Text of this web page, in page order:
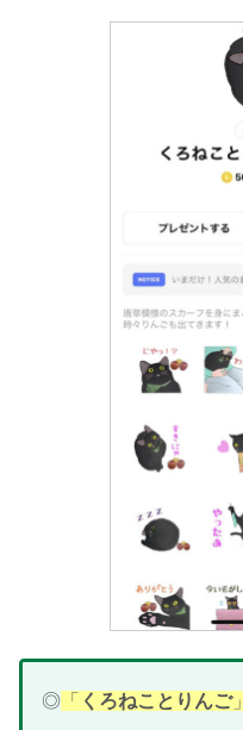
◎ 「 くろねことりんご」